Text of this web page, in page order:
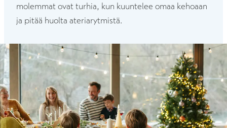
molemmat ovat turhia, kun kuuntelee omaa kehoaan
ja pitää huolta ateriarytmistä.